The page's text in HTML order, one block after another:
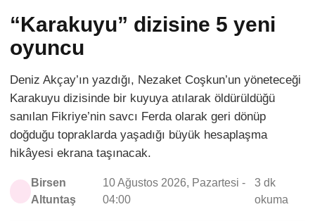
“Karakuyu” dizisine 5 yeni
oyuncu
Deniz Akçay’ın yazdığı, Nezaket Coşkun’un yöneteceği
Karakuyu dizisinde bir kuyuya atılarak öldürüldüğü
sanılan Fikriye’nin savcı Ferda olarak geri dönüp
doğduğu topraklarda yaşadığı büyük hesaplaşma
hikâyesi ekrana taşınacak.
Birsen
Altuntaş
10 Ağustos 2026, Pazartesi -
04:00
3 dk
okuma